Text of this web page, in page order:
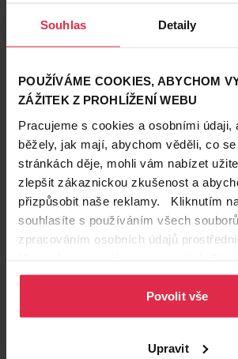
Souhlas Detaily
POUŽÍVÁME COOKIES, ABYCHOM
ZÁŽITEK Z PROHLÍŽENÍ WEBU
Pracujeme s cookies a osobními údaji,
běžely, jak mají, abychom věděli, co
stránkách děje, mohli vám nabízet
zlepšit zákaznickou zkušenost a
přizpůsobit naše reklamy. Kliknutím
souhlasíte s používáním všech
zpracováním osobních údajů
osobních údajů.
Povolit vše
Upravit
Podobné produkty